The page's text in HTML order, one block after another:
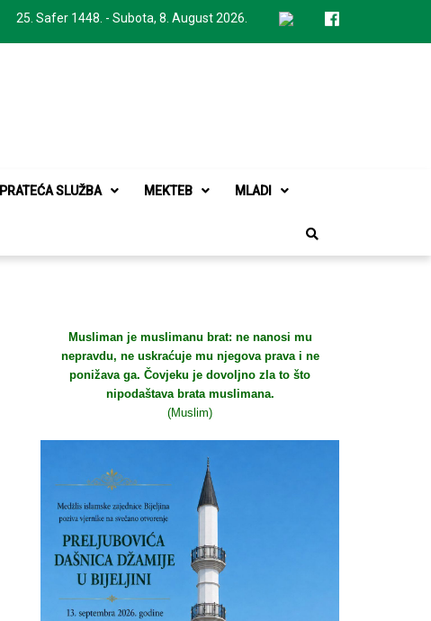
25. Safer 1448. - Subota, 8. August 2026.
PRATEĆA SLUŽBA MEKTEB MLADI
Musliman je muslimanu brat: ne nanosi mu
nepravdu, ne uskraćuje mu njegova prava i ne
ponižava ga. Čovjeku je dovoljno zla to što
nipodaštava brata muslimana.
(Muslim)